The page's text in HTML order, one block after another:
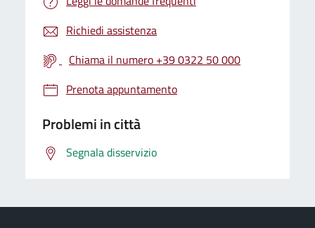
Richiedi assistenza
Chiama il numero +39 0322 50 000
Prenota appuntamento
Problemi in città
Segnala disservizio